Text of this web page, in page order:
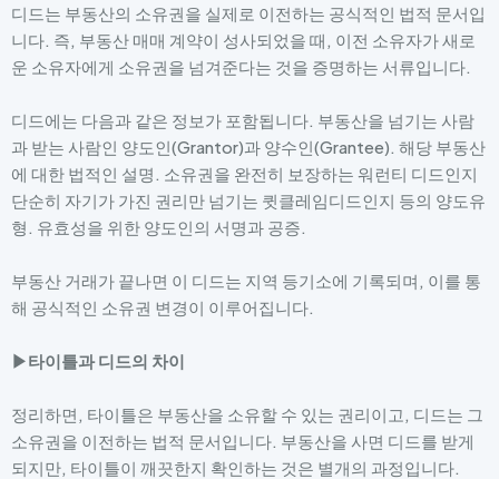
디드는 부동산의 소유권을 실제로 이전하는 공식적인 법적 문서입
니다. 즉, 부동산 매매 계약이 성사되었을 때, 이전 소유자가 새로
운 소유자에게 소유권을 넘겨준다는 것을 증명하는 서류입니다.
디드에는 다음과 같은 정보가 포함됩니다. 부동산을 넘기는 사람
과 받는 사람인 양도인(Grantor)과 양수인(Grantee). 해당 부동산
에 대한 법적인 설명. 소유권을 완전히 보장하는 워런티 디드인지
단순히 자기가 가진 권리만 넘기는 큇클레임디드인지 등의 양도유
형. 유효성을 위한 양도인의 서명과 공증.
부동산 거래가 끝나면 이 디드는 지역 등기소에 기록되며, 이를 통
해 공식적인 소유권 변경이 이루어집니다.
▶타이틀과 디드의 차이
정리하면, 타이틀은 부동산을 소유할 수 있는 권리이고, 디드는 그
소유권을 이전하는 법적 문서입니다. 부동산을 사면 디드를 받게
되지만, 타이틀이 깨끗한지 확인하는 것은 별개의 과정입니다.